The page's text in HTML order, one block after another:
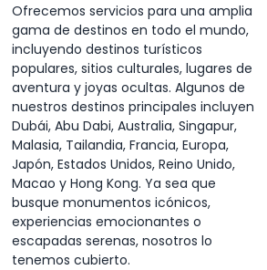
Ofrecemos servicios para una amplia
gama de destinos en todo el mundo,
incluyendo destinos turísticos
populares, sitios culturales, lugares de
aventura y joyas ocultas. Algunos de
nuestros destinos principales incluyen
Dubái, Abu Dabi, Australia, Singapur,
Malasia, Tailandia, Francia, Europa,
Japón, Estados Unidos, Reino Unido,
Macao y Hong Kong. Ya sea que
busque monumentos icónicos,
experiencias emocionantes o
escapadas serenas, nosotros lo
tenemos cubierto.